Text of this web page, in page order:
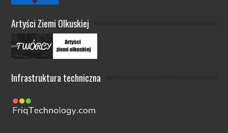
Artyści Ziemi Olkuskiej
Infrastruktura techniczna